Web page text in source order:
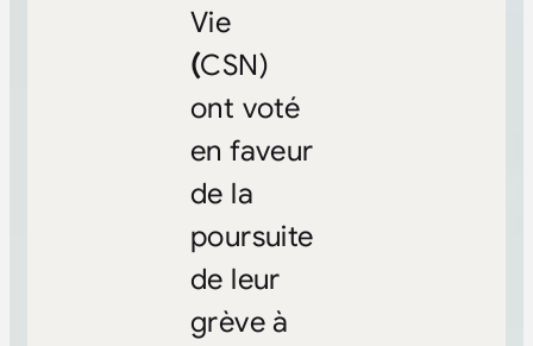
Vie
(CSN)
ont voté
en faveur
de la
poursuite
de leur
grève à